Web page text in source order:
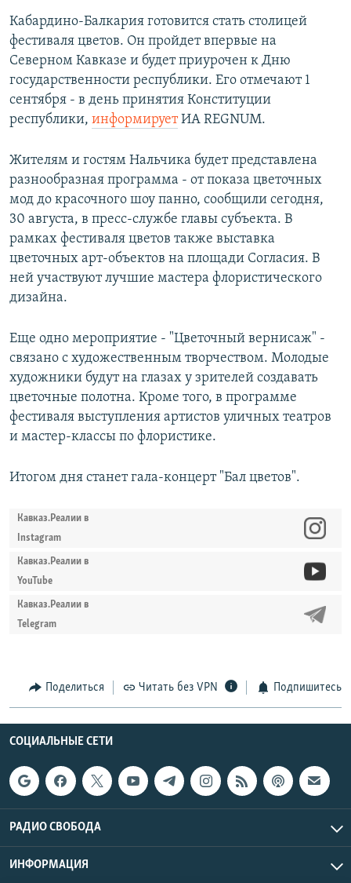
Все сайты РСЕ/РС
Кабардино-Балкария готовится стать столицей
фестиваля цветов. Он пройдет впервые на
Северном Кавказе и будет приурочен к Дню
государственности республики. Его отмечают 1
сентября - в день принятия Конституции
республики, информируетИА REGNUM.
Жителям и гостям Нальчика будет представлена
разнообразная программа - от показа цветочных
мод до красочного шоу панно, сообщили сегодня,
30 августа, в пресс-службе главы субъекта. В
рамках фестиваля цветов также выставка
цветочных арт-объектов на площади Согласия. В
ней участвуют лучшие мастера флористического
дизайна.
Еще одно мероприятие - "Цветочный вернисаж" -
связано с художественным творчеством. Молодые
художники будут на глазах у зрителей создавать
цветочные полотна. Кроме того, в программе
фестиваля выступления артистов уличных театров
и мастер-классы по флористике.
Итогом дня станет гала-концерт "Бал цветов".
Кавказ.Реалии в
Instagram
Кавказ.Реалии в
YouTube
Кавказ.Реалии в
Telegram
Поделиться Читать без VPN Подпишитесь
СОЦИАЛЬНЫЕ СЕТИ
РАДИО СВОБОДА
ИНФОРМАЦИЯ